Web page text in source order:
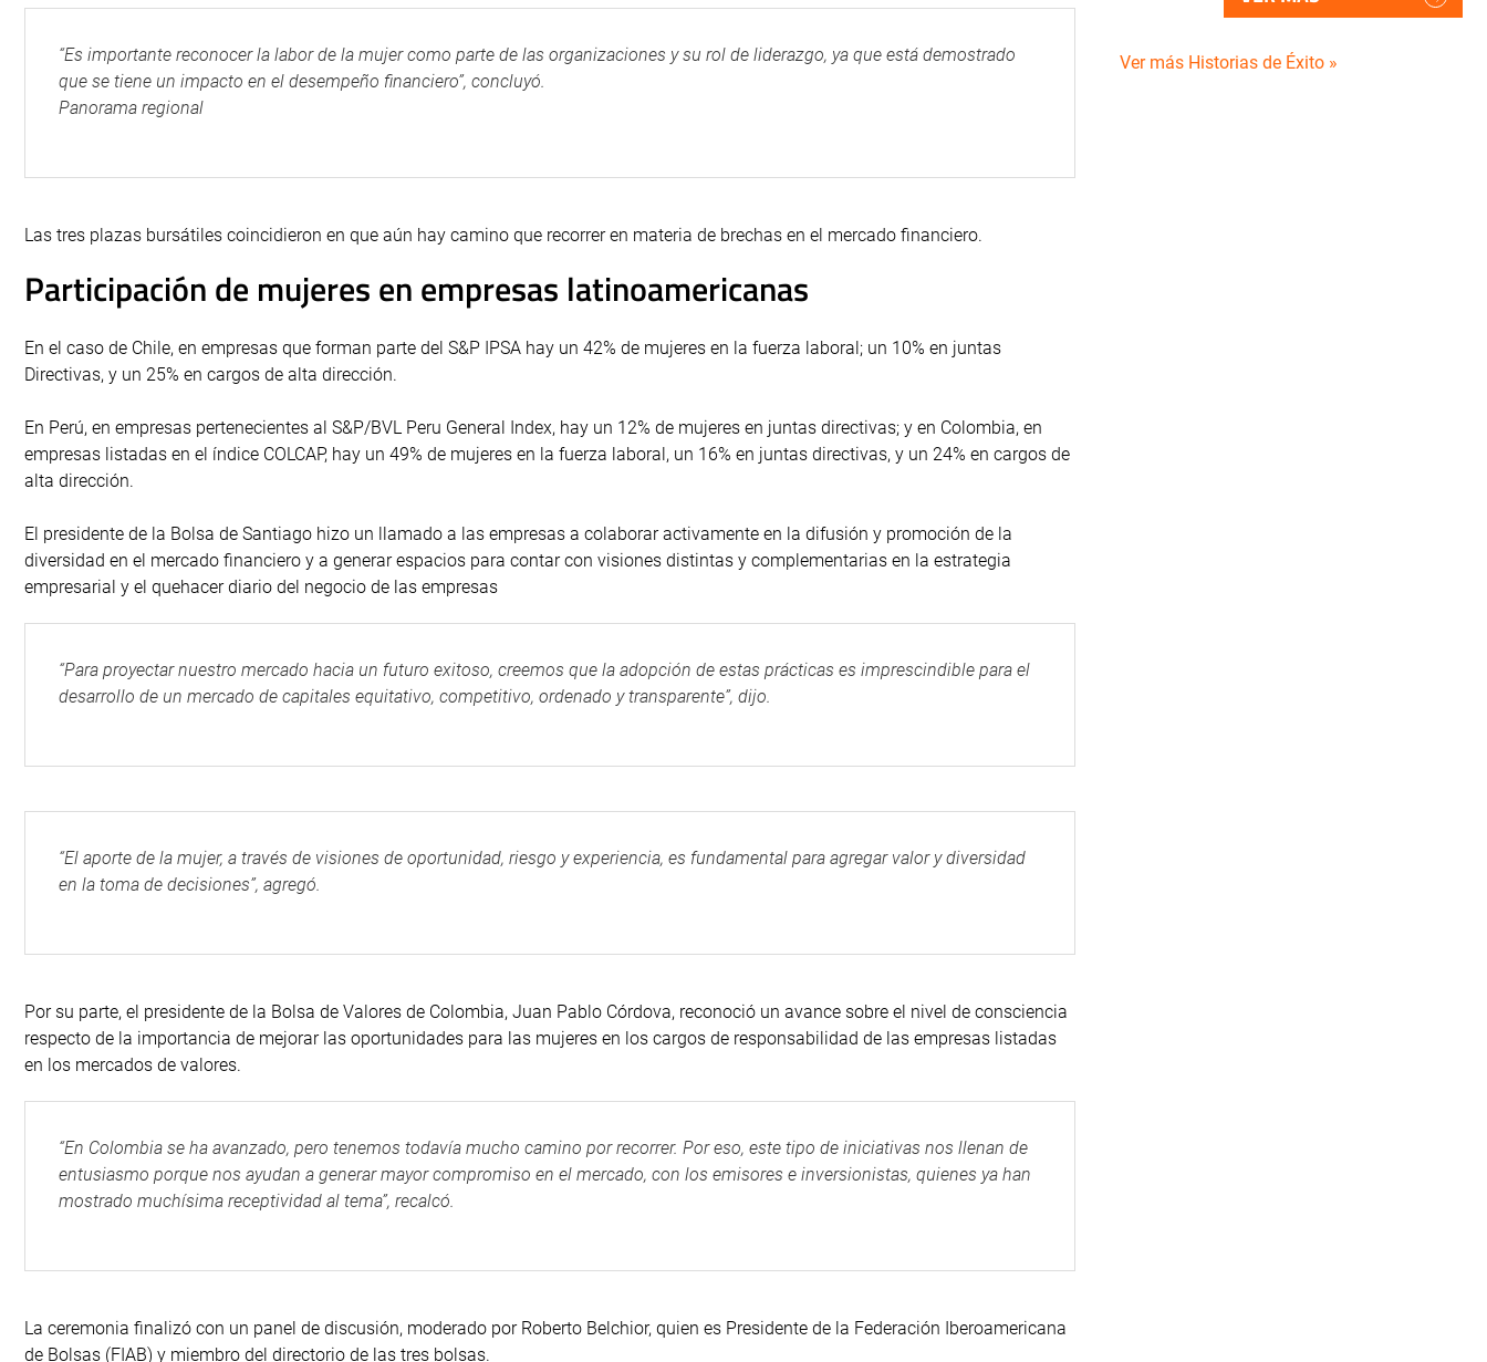
“Es importante reconocer la labor de la mujer como parte de las organizaciones y su rol de liderazgo, ya que está demostrado
que se tiene un impacto en el desempeño financiero”, concluyó.
Panorama regional
Las tres plazas bursátiles coincidieron en que aún hay camino que recorrer en materia de brechas en el mercado financiero.
Participación de mujeres en empresas latinoamericanas
En el caso de Chile, en empresas que forman parte del S&P IPSA hay un 42% de mujeres en la fuerza laboral; un 10% en juntas
Directivas, y un 25% en cargos de alta dirección.
En Perú, en empresas pertenecientes al S&P/BVL Peru General Index, hay un 12% de mujeres en juntas directivas; y en Colombia, en
empresas listadas en el índice COLCAP, hay un 49% de mujeres en la fuerza laboral, un 16% en juntas directivas, y un 24% en cargos de
alta dirección.
El presidente de la Bolsa de Santiago hizo un llamado a las empresas a colaborar activamente en la difusión y promoción de la
diversidad en el mercado financiero y a generar espacios para contar con visiones distintas y complementarias en la estrategia
empresarial y el quehacer diario del negocio de las empresas
“Para proyectar nuestro mercado hacia un futuro exitoso, creemos que la adopción de estas prácticas es imprescindible para el
desarrollo de un mercado de capitales equitativo, competitivo, ordenado y transparente”, dijo.
“El aporte de la mujer, a través de visiones de oportunidad, riesgo y experiencia, es fundamental para agregar valor y diversidad
en la toma de decisiones”, agregó.
Por su parte, el presidente de la Bolsa de Valores de Colombia, Juan Pablo Córdova, reconoció un avance sobre el nivel de consciencia
respecto de la importancia de mejorar las oportunidades para las mujeres en los cargos de responsabilidad de las empresas listadas
en los mercados de valores.
“En Colombia se ha avanzado, pero tenemos todavía mucho camino por recorrer. Por eso, este tipo de iniciativas nos llenan de
entusiasmo porque nos ayudan a generar mayor compromiso en el mercado, con los emisores e inversionistas, quienes ya han
mostrado muchísima receptividad al tema”, recalcó.
La ceremonia finalizó con un panel de discusión, moderado por Roberto Belchior, quien es Presidente de la Federación Iberoamericana
de Bolsas (FIAB) y miembro del directorio de las tres bolsas.
Ver más Historias de Éxito »